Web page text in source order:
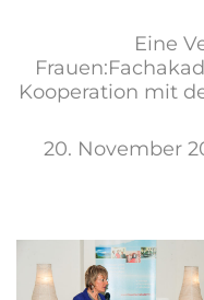
Eine
Kooperation mit
20. November